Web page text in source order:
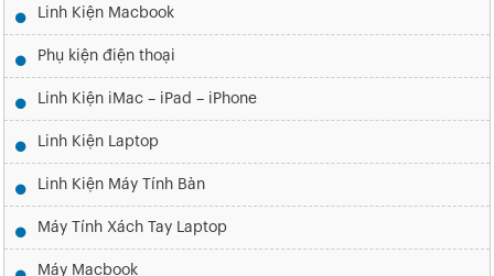
Linh Kiện Macbook
Phụ kiện điện thoại
Linh Kiện iMac – iPad – iPhone
Linh Kiện Laptop
Linh Kiện Máy Tính Bàn
Máy Tính Xách Tay Laptop
Máy Macbook